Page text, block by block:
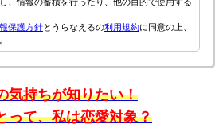
保護方針とうらなえるの利用規約に同意の上、
気持ちが知りたい！
って、私は恋愛対象？